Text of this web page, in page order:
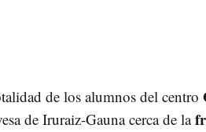
de los alumnos del centro
de Iruraiz-Gauna cerca de la